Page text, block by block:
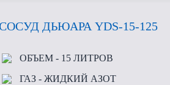
ДЬЮАРА YDS-15-125
ОБЪЕМ- 15 ЛИТРОВ
ГАЗ- ЖИДКИЙ АЗОТ